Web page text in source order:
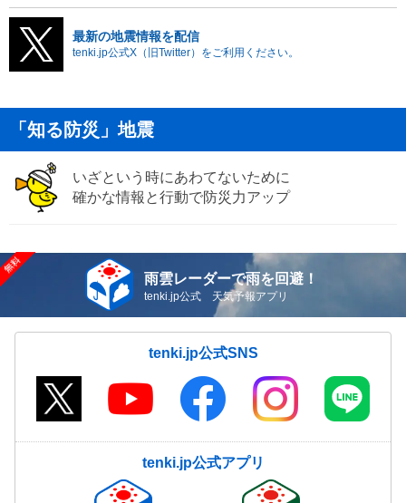
最新の地震情報を配信
tenki.jp公式X（旧Twitter）をご利用ください。
「知る防災」地震
いざという時にあわてないために
確かな情報と行動で防災力アップ
雨雲レーダーで雨を回避！
tenki.jp公式 天気予報アプリ
tenki.jp公式SNS
tenki.jp公式アプリ